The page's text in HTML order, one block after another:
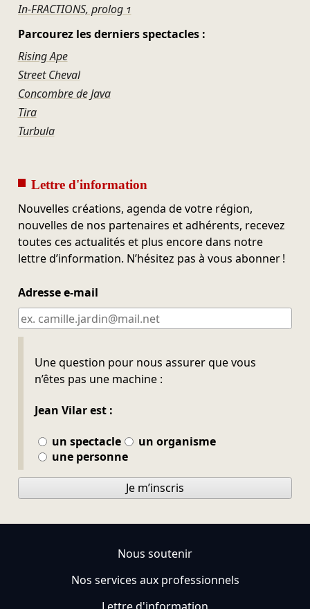
In-FRACTIONS, prolog 1
Parcourez les derniers spectacles :
Rising Ape
Street Cheval
Concombre de Java
Tira
Turbula
Lettre d'information
Nouvelles créations, agenda de votre région,
nouvelles de nos partenaires et adhérents, recevez
toutes ces actualités et plus encore dans notre
lettre d’information. N’hésitez pas à vous abonner !
Adresse e-mail
Une question pour nous assurer que vous
n’êtes pas une machine :
Jean Vilar est :
un spectacle
un organisme
une personne
Ne pas remplir
Je m’inscris
Nous soutenir
Nos services aux professionnels